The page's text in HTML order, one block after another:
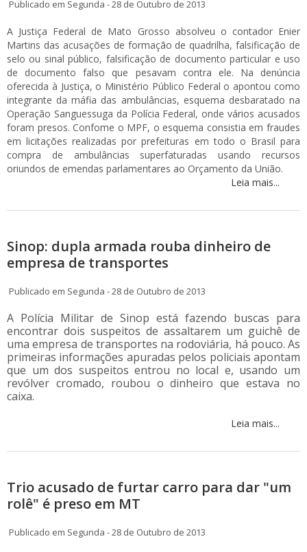
Publicado em Segunda - 28 de Outubro de 2013
A Justiça Federal de Mato Grosso absolveu o contador Enier
Martins das acusações de formação de quadrilha, falsificação de
selo ou sinal público, falsificação de documento particular e uso
de documento falso que pesavam contra ele. Na denúncia
oferecida à Justiça, o Ministério Público Federal o apontou como
integrante da máfia das ambulâncias, esquema desbaratado na
Operação Sanguessuga da Polícia Federal, onde vários acusados
foram presos. Confome o MPF, o esquema consistia em fraudes
em licitações realizadas por prefeituras em todo o Brasil para
compra de ambulâncias superfaturadas usando recursos
oriundos de emendas parlamentares ao Orçamento da União.
Leia mais...
Sinop: dupla armada rouba dinheiro de
empresa de transportes
Publicado em Segunda - 28 de Outubro de 2013
A Polícia Militar de Sinop está fazendo buscas para
encontrar dois suspeitos de assaltarem um guichê de
uma empresa de transportes na rodoviária, há pouco. As
primeiras informações apuradas pelos policiais apontam
que um dos suspeitos entrou no local e, usando um
revólver cromado, roubou o dinheiro que estava no
caixa.
Leia mais...
Trio acusado de furtar carro para dar "um
rolê" é preso em MT
Publicado em Segunda - 28 de Outubro de 2013